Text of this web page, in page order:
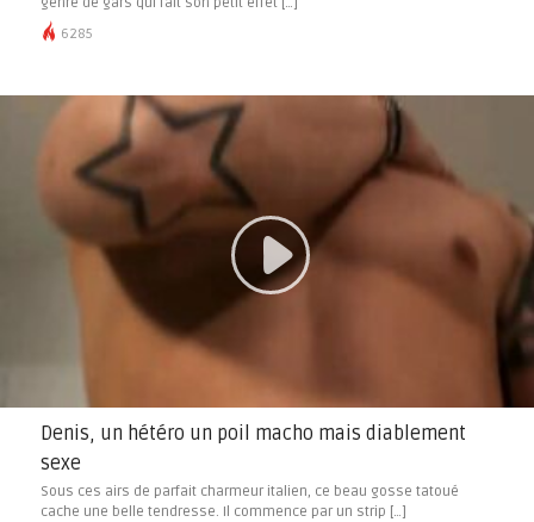
6285
Denis, un hétéro un poil macho mais diablement
sexe
Sous ces airs de parfait charmeur italien, ce beau gosse tatoué
cache une belle tendresse. Il commence par un strip […]